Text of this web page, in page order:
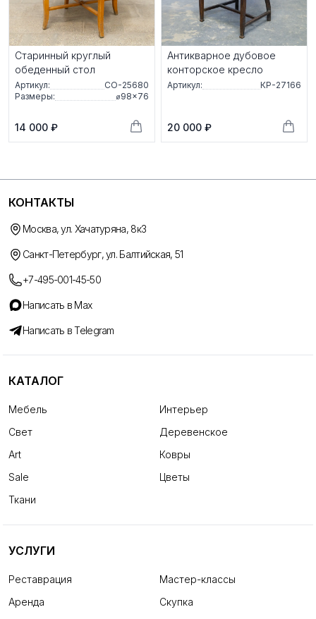
Старинный круглый
обеденный стол
Артикул:
СО-25680
Размеры:
⌀98×76
14 000 ₽
Антикварное дубовое
конторское кресло
Артикул: КР-27166
20 000 ₽
КОНТАКТЫ
Москва, ул. Хачатуряна, 8к3
Санкт-Петербург, ул. Балтийская, 51
+7-495-001-45-50
Написать в Max
Написать в Telegram
КАТАЛОГ
Мебель
Интерьер
Свет
Деревенское
Art
Ковры
Sale
Цветы
Ткани
УСЛУГИ
Реставрация
Мастер-классы
Аренда
Скупка